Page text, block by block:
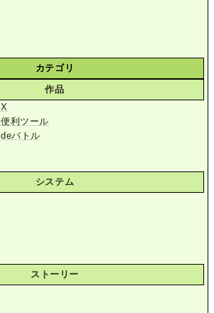
カテゴリ
作品
利ツール
バトル
システム
ストーリー